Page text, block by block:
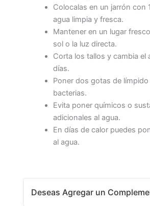
Colocalas en un jarrón con
agua limpia y fresca.
Mantener en un lugar
sol o la luz directa.
Corta los tallos y cambia el
días.
Poner dos gotas de
bacterias.
Evita poner químicos o
adicionales al agua.
En días de calor puedes
al agua.
Deseas Agregar un